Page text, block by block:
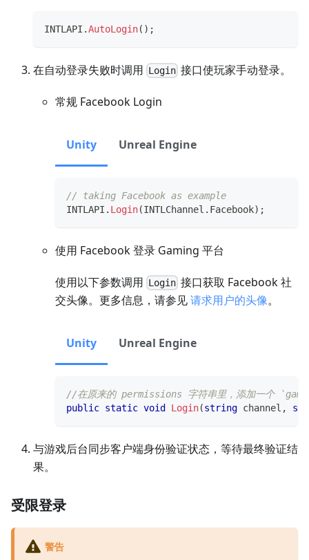
INTLAPI .AutoLogin( ) ;
在自动登录失败时调用 Login 接口使玩家手动登录。
常规 Facebook Login
Unity Unreal Engine
// taking Facebook as example
INTLAPI . Login(INTLChannel . Facebook) ;
使用 Facebook 登录 Gaming 平台
使用以下参数调用 Login 接口获取 Facebook 社
交头像。更多信息，请参见请求用户的头像。
Unity Unreal Engine
//在原来的 permissions 字符串里，添加一个
public static void Login(string channel ,
与游戏后台同步客户端身份验证状态，等待最终验证结
果。
受限登录
警告